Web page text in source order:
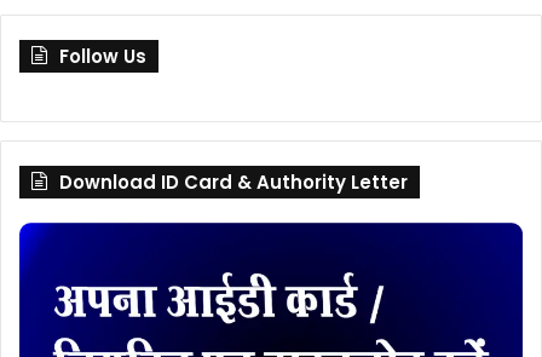
Follow Us
Download ID Card & Authority Letter